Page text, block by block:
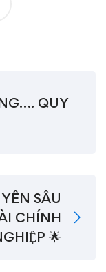
QUY
SÂU
CHÍNH
🌟